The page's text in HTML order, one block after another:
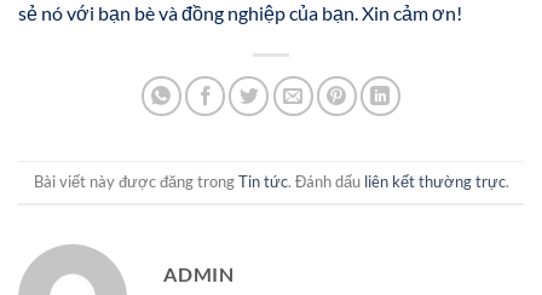
sẻ nó với bạn bè và đồng nghiệp của bạn. Xin cảm ơn!
Bài viết này được đăng trongTin tức. Đánh dấu liên kết thường trực.
ADMIN